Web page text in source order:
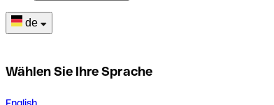
de
Wählen Sie Ihre Sprache